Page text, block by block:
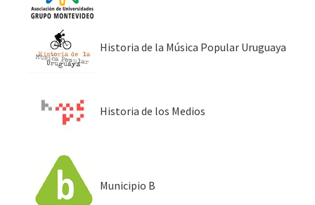
Historia de la Música Popular Uruguaya
Historia de los Medios
Municipio B